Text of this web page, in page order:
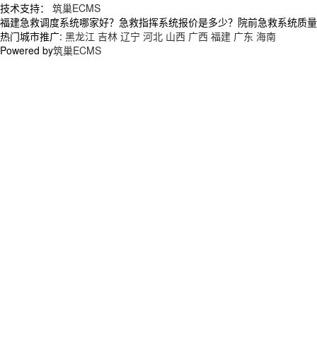
技术支持： 筑巢ECMS
福建急救调度系统哪家好？急救指挥系统报价是多少？院前急救系统
热门城市推广: 黑龙江 吉林 辽宁 河北 山西 广西 福建 广东 海南
Powered by筑巢ECMS